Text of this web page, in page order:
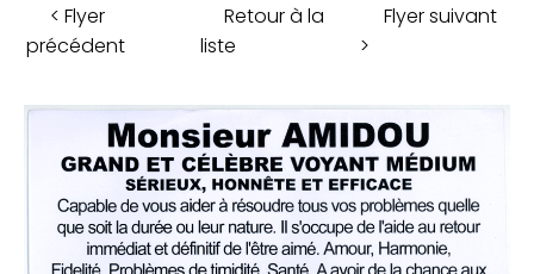
< Flyer
précédent
Retour à la
liste
Flyer suivant
>